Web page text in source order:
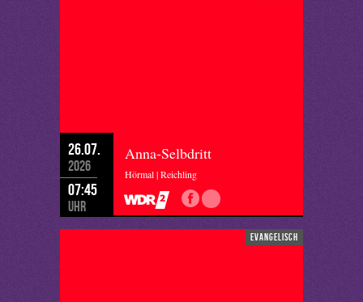
26.07.
2026
07:45
Uhr
Anna-Selbdritt
Hörmal | Reichling
evangelisch